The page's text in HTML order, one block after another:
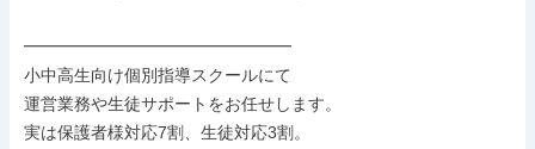
━━━━━━━━━━━━━━━━
小中高生向け個別指導スクールにて
運営業務や生徒サポートをお任せします。
実は保護者様対応7割、生徒対応3割。